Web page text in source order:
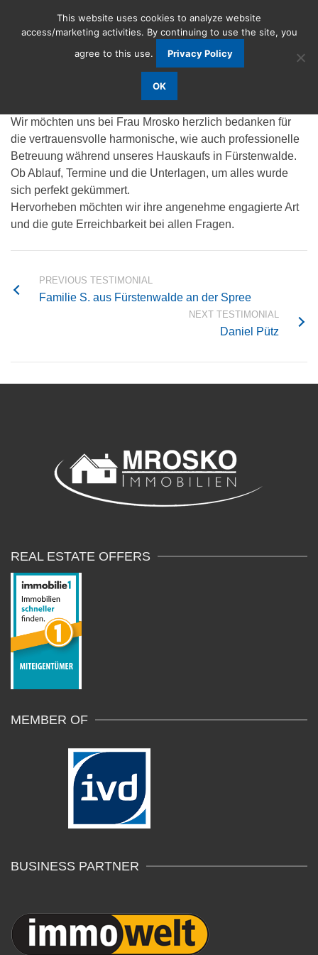
Familie Ahlers
Wir möchten uns bei Frau Mrosko herzlich bedanken für
die vertrauensvolle harmonische, wie auch professionelle
Betreuung während unseres Hauskaufs in Fürstenwalde.
Ob Ablauf, Termine und die Unterlagen, um alles wurde
sich perfekt gekümmert.
Hervorheben möchten wir ihre angenehme engagierte Art
und die gute Erreichbarkeit bei allen Fragen.
PREVIOUS TESTIMONIAL
Familie S. aus Fürstenwalde an der Spree
NEXT TESTIMONIAL
Daniel Pütz
REAL ESTATE OFFERS
MEMBER OF
BUSINESS PARTNER
This website uses cookies to analyze website
access/marketing activities. By continuing to use the site, you
agree to this use.
Privacy Policy
OK